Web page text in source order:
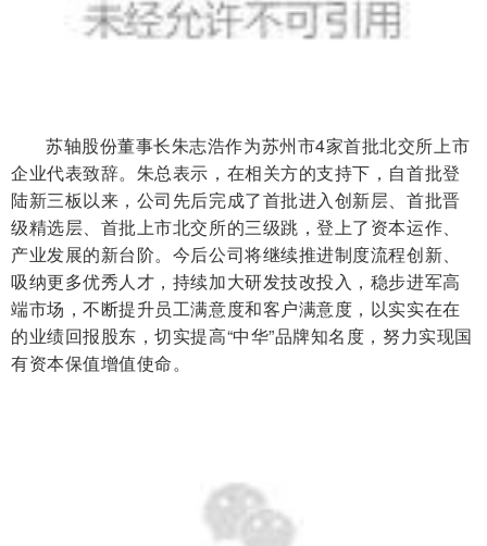
苏轴股份董事长朱志浩作为苏州市4家首批北交所上市
企业代表致辞。朱总表示，在相关方的支持下，自首批登
陆新三板以来，公司先后完成了首批进入创新层、首批晋
级精选层、首批上市北交所的三级跳，登上了资本运作、
产业发展的新台阶。今后公司将继续推进制度流程创新、
吸纳更多优秀人才，持续加大研发技改投入，稳步进军高
端市场，不断提升员工满意度和客户满意度，以实实在在
的业绩回报股东，切实提高“中华”品牌知名度，努力实现国
有资本保值增值使命。